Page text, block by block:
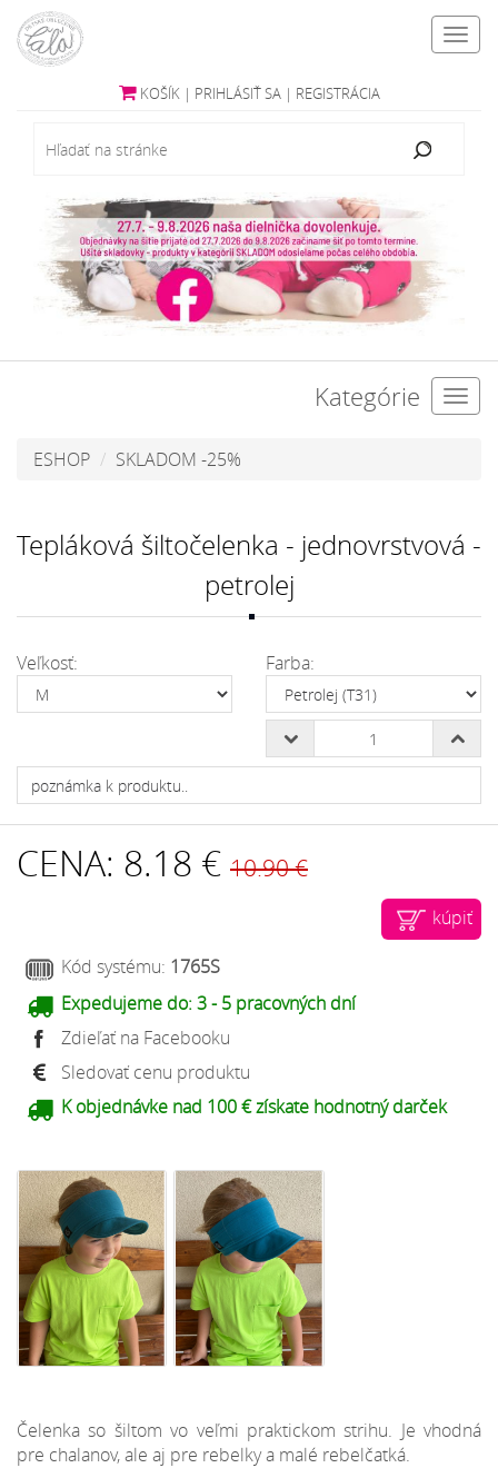
KOŠÍK | PRIHLÁSIŤ SA | REGISTRÁCIA
Kategórie
ESHOP SKLADOM -25%
Tepláková šiltočelenka - jednovrstvová -
petrolej
Veľkosť: Farba:
CENA: 8.18 € 10.90 €
kúpiť
Kód systému: 1765S
Expedujeme do: 3 - 5 pracovných dní
Zdieľať na Facebooku
Sledovať cenu produktu
K objednávke nad 100 € získate hodnotný darček
Čelenka so šiltom vo veľmi praktickom strihu. Je vhodná
pre chalanov, ale aj pre rebelky a malé rebelčatká.